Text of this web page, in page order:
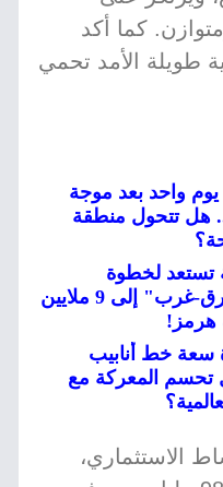
كما أكد
طويلة الأمد تحمي
يقفز 6.5% في يوم واحد بعد موجة
هل تتحول منطقة
تستعد لخطوة
تاريخية.. زيادة سعة خط "شرق-غرب" إلى 9 ملايين
هرمز!
سعة خط أنابيب
تحسم المعركة مع
الاستثماري،